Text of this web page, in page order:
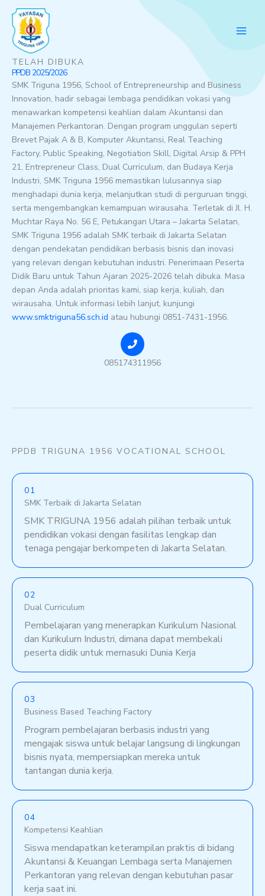
Lewati
konten
TELAH DIBUKA
PPDB 2025/2026
SMK Triguna 1956, School of Entrepreneurship and Business
Innovation, hadir sebagai lembaga pendidikan vokasi yang
menawarkan kompetensi keahlian dalam Akuntansi dan
Manajemen Perkantoran. Dengan program unggulan seperti
Brevet Pajak A & B, Komputer Akuntansi, Real Teaching
Factory, Public Speaking, Negotiation Skill, Digital Arsip & PPH
21, Entrepreneur Class, Dual Curriculum, dan Budaya Kerja
Industri, SMK Triguna 1956 memastikan lulusannya siap
menghadapi dunia kerja, melanjutkan studi di perguruan tinggi,
serta mengembangkan kemampuan wirausaha. Terletak di Jl. H.
Muchtar Raya No. 56 E, Petukangan Utara – Jakarta Selatan,
SMK Triguna 1956 adalah SMK terbaik di Jakarta Selatan
dengan pendekatan pendidikan berbasis bisnis dan inovasi
yang relevan dengan kebutuhan industri. Penerimaan Peserta
Didik Baru untuk Tahun Ajaran 2025-2026 telah dibuka. Masa
depan Anda adalah prioritas kami, siap kerja, kuliah, dan
wirausaha. Untuk informasi lebih lanjut, kunjungi
www.smktriguna56.sch.id atau hubungi 0851-7431-1956.
085174311956
PPDB TRIGUNA 1956 VOCATIONAL SCHOOL
01
SMK Terbaik di Jakarta Selatan
SMK TRIGUNA 1956 adalah pilihan terbaik untuk
pendidikan vokasi dengan fasilitas lengkap dan
tenaga pengajar berkompeten di Jakarta Selatan.
02
Dual Curriculum
Pembelajaran yang menerapkan Kurikulum Nasional
dan Kurikulum Industri, dimana dapat membekali
peserta didik untuk memasuki Dunia Kerja
03
Business Based Teaching Factory
Program pembelajaran berbasis industri yang
mengajak siswa untuk belajar langsung di lingkungan
bisnis nyata, mempersiapkan mereka untuk
tantangan dunia kerja.
04
Kompetensi Keahlian
Siswa mendapatkan keterampilan praktis di bidang
Akuntansi & Keuangan Lembaga serta Manajemen
Perkantoran yang relevan dengan kebutuhan pasar
kerja saat ini.